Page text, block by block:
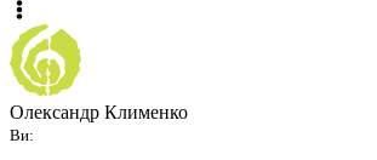
Олександр Клименко
Ви: